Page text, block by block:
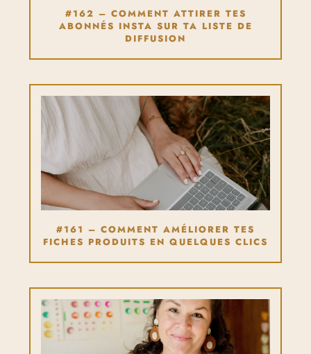
#162 – COMMENT ATTIRER TES
ABONNÉS INSTA SUR TA LISTE DE
DIFFUSION
#161 – COMMENT AMÉLIORER TES
FICHES PRODUITS EN QUELQUES CLICS